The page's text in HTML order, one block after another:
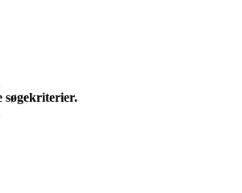
søgekriterier.